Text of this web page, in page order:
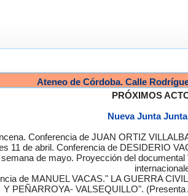
Ateneo de Córdoba. Calle
PRÓXIMOS
Nueva Junta
Conferencia de JUAN ORTIZ
11 de abril. Conferencia de DESIDERIO
de mayo. Proyección del
de MANUEL VACAS." LA GUERRA
Y PEÑARROYA- VALSEQUILLO".